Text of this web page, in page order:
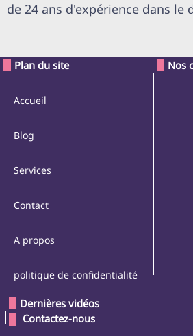
de 24 ans d'expérience dans le
Plan du site
Accueil
Blog
Services
Contact
A propos
politique de confidentialité
Nos
Dernières vidéos
Contactez-nous